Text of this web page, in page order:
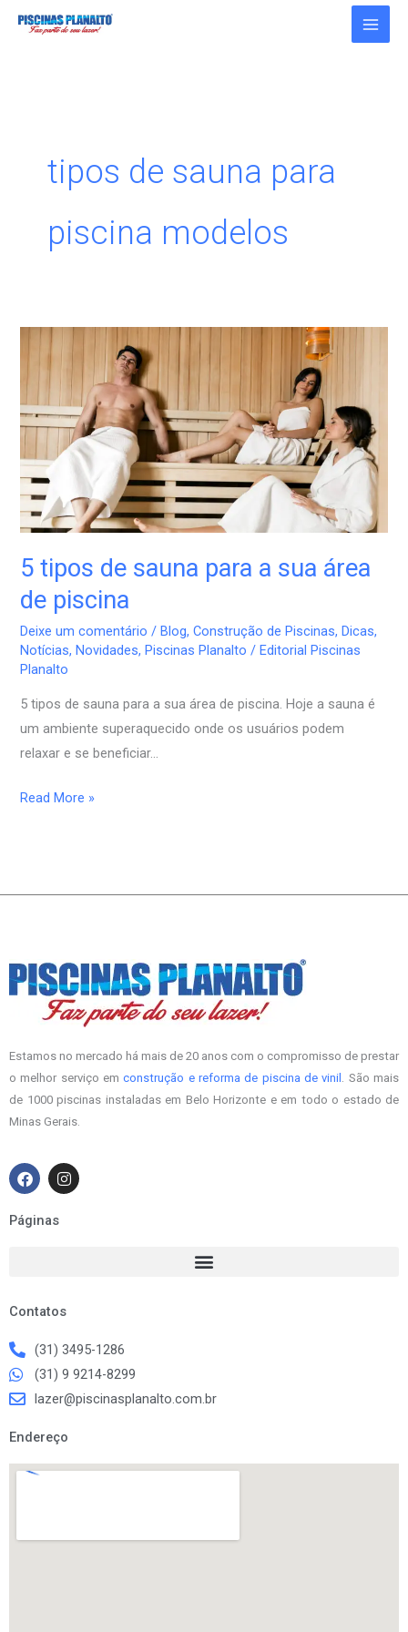
tipos de sauna para
piscina modelos
5 tipos de sauna para a sua área
de piscina
Deixe um comentário /Blog,Construção de Piscinas,Dicas,
Notícias,Novidades,Piscinas Planalto /Editorial Piscinas
Planalto
5 tipos de sauna para a sua área de piscina. Hoje a sauna é
um ambiente superaquecido onde os usuários podem
relaxar e se beneficiar…
de
sauna
para
a
sua
área
de
piscina
Read More »
Estamos no mercado há mais de 20 anos com o compromisso de prestar
o melhor serviço emconstrução e reforma de piscina de vinil . São mais
de 1000 piscinas instaladas em Belo Horizonte e em todo o estado de
Minas Gerais.
F
a
e
b
I
n
Páginas
Contatos
(31) 3495-1286
(31) 9 9214-8299
lazer@piscinasplanalto.com.br
Endereço